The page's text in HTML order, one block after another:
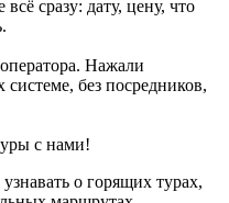
сразу: дату, цену, что
Нажали
без посредников,
с нами!
о горящих турах,